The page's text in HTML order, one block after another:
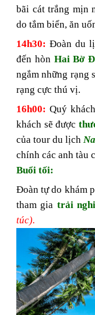
bãi cát trắng mịn
do tắm biển, ăn
14h30: Đoàn du
đến hòn Hai Bờ
ngắm những rạng
rạng cực thú vị.
16h00: Quý
khách sẽ được
của tour du lịch
chính các anh tàu
Buổi tối:
Đoàn tự do khám
tham gia trải
túc).